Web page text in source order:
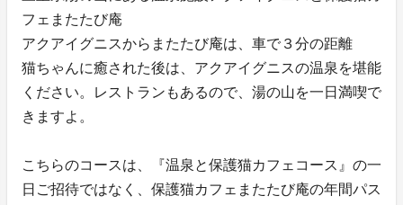
フェまたたび庵
アクアイグニスからまたたび庵は、車で３分の距離
猫ちゃんに癒された後は、アクアイグニスの温泉を堪能
ください。レストランもあるので、湯の山を一日満喫で
きますよ。
こちらのコースは、『温泉と保護猫カフェコース』の一
日ご招待ではなく、保護猫カフェまたたび庵の年間パス